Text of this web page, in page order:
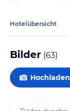
Hotelübersicht
Bilder (63)
Hochladen